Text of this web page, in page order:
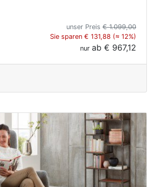
unser Preis € 1.099,00
Sie sparen € 131,88 (≈ 12%)
nur ab € 967,12